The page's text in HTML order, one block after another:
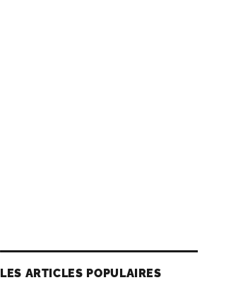
LES ARTICLES POPULAIRES